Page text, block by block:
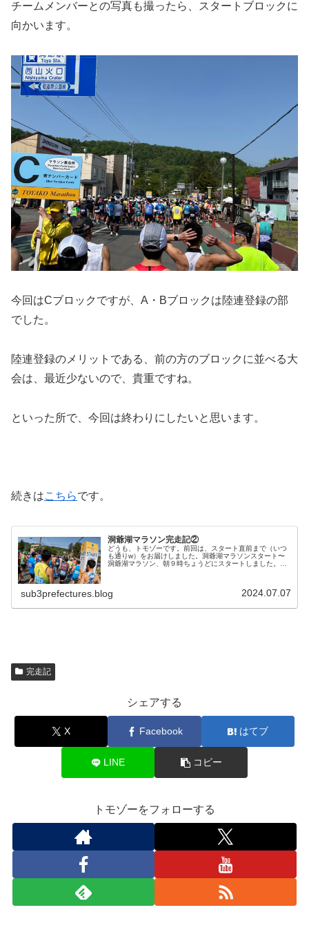
チームメンバーとの写真も撮ったら、スタートブロックに
向かいます。
今回はCブロックですが、A・Bブロックは陸連登録の部
でした。
陸連登録のメリットである、前の方のブロックに並べる大
会は、最近少ないので、貴重ですね。
といった所で、今回は終わりにしたいと思います。
続きはこちらです。
洞爺湖マラソン完走記②
どうも、トモゾーです。前回は、スタート直前まで（いつ
も通りw）をお届けしました。洞爺湖マラソンスタート〜
洞爺湖マラソン、朝９時ちょうどにスタートしました。C
sub3prefectures.blog 2024.07.07
完走記
シェアする
X Facebook はてブ
LINE コピー
トモゾーをフォローする